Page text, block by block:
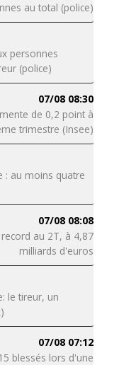
au total (police)
personnes
(police)
07/08 08:30
de 0,2 point à
trimestre (Insee)
: au moins quatre
07/08 08:08
au 2T, à 4,87
milliards d'euros
le tireur, un
07/08 07:12
blessés lors d'une